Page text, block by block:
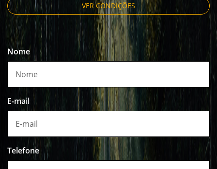
VER CONDIÇÕES
Nome
E-mail
Telefone